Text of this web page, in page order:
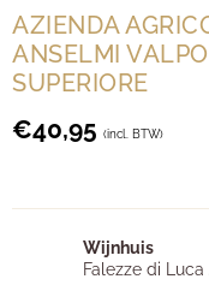
AZIENDA
ANSELMI
SUPERIORE
€40,95 (incl. BTW)
Wijnhuis
Falezze di Luca